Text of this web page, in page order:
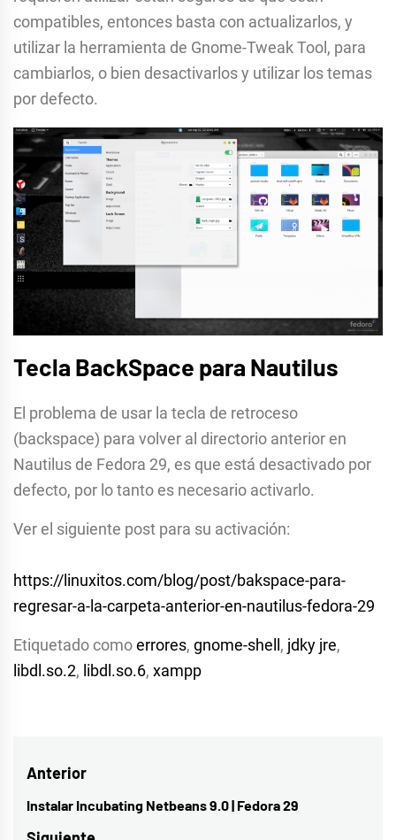
compatibles, entonces basta con actualizarlos, y
utilizar la herramienta de Gnome-Tweak Tool, para
cambiarlos, o bien desactivarlos y utilizar los temas
por defecto.
Tecla BackSpace para Nautilus
El problema de usar la tecla de retroceso
(backspace) para volver al directorio anterior en
Nautilus de Fedora 29, es que está desactivado por
defecto, por lo tanto es necesario activarlo.
Ver el siguiente post para su activación:
https://linuxitos.com/blog/post/bakspace-para-
regresar-a-la-carpeta-anterior-en-nautilus-fedora-29
Etiquetado comoerrores, gnome-shell , jdky jre,
libdl.so.2, libdl.so.6, xampp
Navegación
de
Anterior
Entrada
anterior:
Instalar Incubating Netbeans 9.0 | Fedora 29